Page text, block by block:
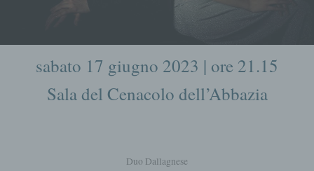
sabato 17 giugno 2023 | ore 21.15
Sala del Cenacolo dell’Abbazia
Duo Dallagnese